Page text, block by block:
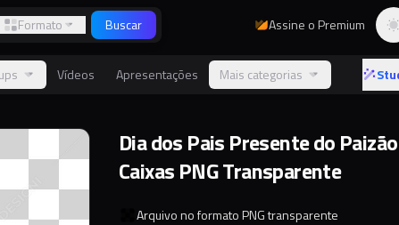
Formato Buscar Assine o Premium
Vídeos Apresentações Mais categorias
Dia dos Pais Presente do
Caixas PNG Transparente
Arquivo no formato PNG transparente